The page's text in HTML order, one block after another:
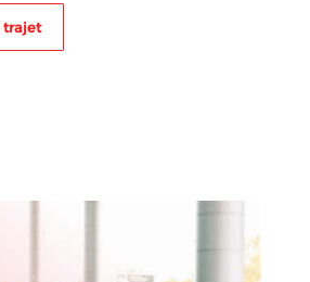
trajet